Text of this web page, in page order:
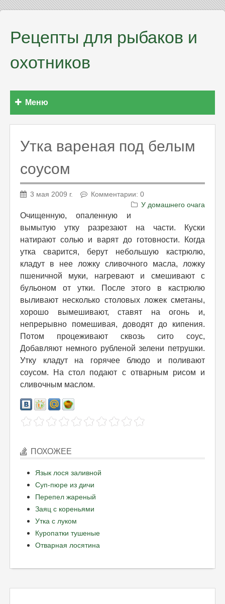
Рецепты для рыбаков и
охотников
Меню
Утка вареная под белым
соусом
3 мая 2009 г.
Комментарии: 0
У домашнего очага
Очищенную, опаленную и
вымытую утку разрезают на части. Куски
натирают солью и варят до готовности. Когда
утка сварится, берут небольшую кастрюлю,
кладут в нее ложку сливочного масла, ложку
пшеничной муки, нагревают и смешивают с
бульоном от утки. После этого в кастрюлю
выливают несколько столовых ложек сметаны,
хорошо вымешивают, ставят на огонь и,
непрерывно помешивая, доводят до кипения.
Потом процеживают сквозь сито соус,
Добавляют немного рубленой зелени петрушки.
Утку кладут на горячее блюдо и поливают
соусом. На стол подают с отварным рисом и
сливочным маслом.
ПОХОЖЕЕ
Язык лося заливной
Суп-пюре из дичи
Перепел жареный
Заяц с кореньями
Утка с луком
Куропатки тушеные
Отварная лосятина